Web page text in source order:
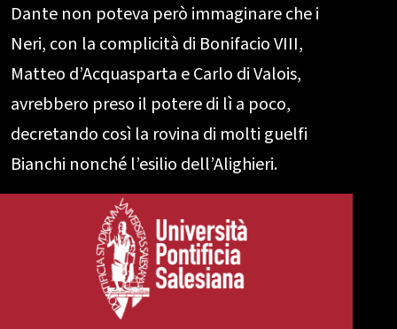
Dante non poteva però immaginare che i
Neri, con la complicità di Bonifacio VIII,
Matteo d’Acquasparta e Carlo di Valois,
avrebbero preso il potere di lì a poco,
decretando così la rovina di molti guelfi
Bianchi nonché l’esilio dell’Alighieri.